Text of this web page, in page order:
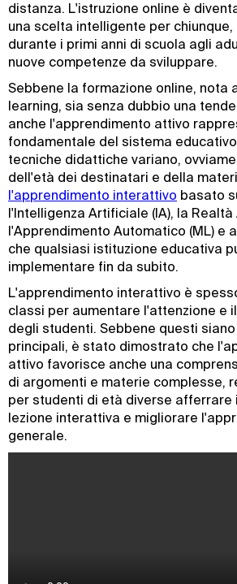
distanza. L'istruzione online è
una scelta intelligente per chiunque,
durante i primi anni di scuola agli
nuove competenze da sviluppare.
Sebbene la formazione online, nota
learning, sia senza dubbio una
anche l'apprendimento attivo
fondamentale del sistema
tecniche didattiche variano,
dell'età dei destinatari e della
l'apprendimento interattivo basato
l'Intelligenza Artificiale (IA), la Realtà
l'Apprendimento Automatico (ML) e
che qualsiasi istituzione educativa
implementare fin da subito.
L'apprendimento interattivo è
classi per aumentare l'attenzione e
degli studenti. Sebbene questi
principali, è stato dimostrato che
attivo favorisce anche una
di argomenti e materie complesse,
per studenti di età diverse afferrare
lezione interattiva e migliorare
generale.